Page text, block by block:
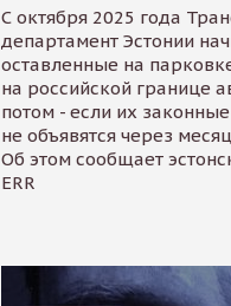
С октября 2025 года
департамент Эстонии
оставленные на
на российской границе
потом - если их
не объявятся через
Об этом сообщает
ERR